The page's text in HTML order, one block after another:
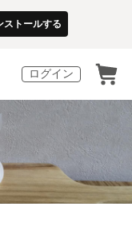
ストールする
ログイン